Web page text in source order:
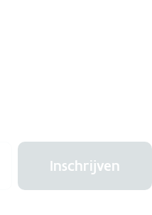
Inschrijven